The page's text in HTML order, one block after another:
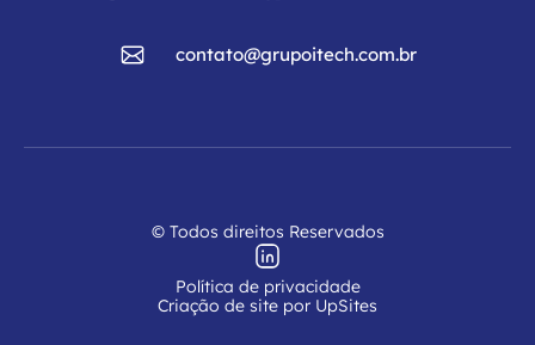
contato@grupoitech.com.br
© Todos direitos Reservados
Política de privacidade
Criação de site por UpSites